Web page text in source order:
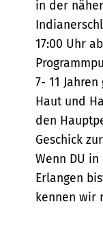
in der
17:00 Uhr
7- 11
Haut und
den
Geschick
Wenn DU
Erlangen
kennen wir